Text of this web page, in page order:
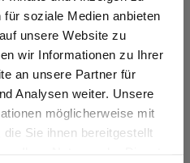
soziale Medien anbieten
unsere Website zu
wir Informationen zu Ihrer
an unsere Partner für
Analysen weiter. Unsere
möglicherweise mit
Sie ihnen bereitgestellt
bin. Alle
ausgewiesen.